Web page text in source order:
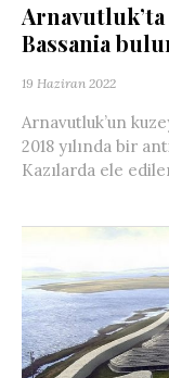
Bassania
19 Haziran 2022
Arnavutluk’un
2018 yılında bir
Kazılarda ele